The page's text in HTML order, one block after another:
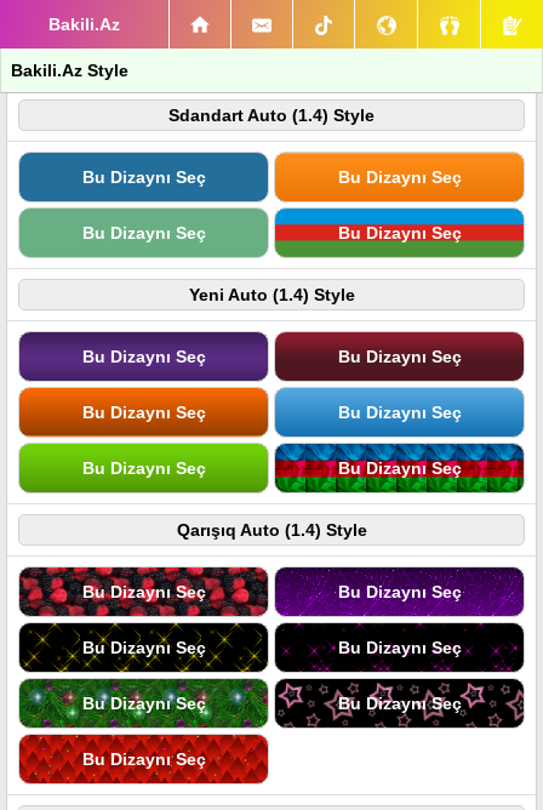
Bakili.Az
Bakili.Az Style
Sdandart Auto (1.4) Style
Bu Dizaynı Seç Bu Dizaynı Seç
Bu Dizaynı Seç Bu Dizaynı Seç
Yeni Auto (1.4) Style
Bu Dizaynı Seç Bu Dizaynı Seç
Bu Dizaynı Seç Bu Dizaynı Seç
Bu Dizaynı Seç Bu Dizaynı Seç
Qarışıq Auto (1.4) Style
Bu Dizaynı Seç Bu Dizaynı Seç
Bu Dizaynı Seç Bu Dizaynı Seç
Bu Dizaynı Seç Bu Dizaynı Seç
Bu Dizaynı Seç